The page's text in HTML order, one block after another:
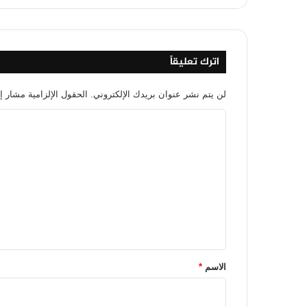
اترك تعليقاً
لن يتم نشر عنوان بريدك الإلكتروني. الحقول الإلزامية مشار
*الاسم *